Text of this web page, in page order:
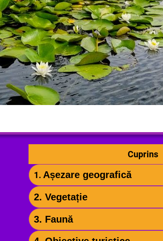
Cuprins
1. Așezare geografică
2. Vegetație
3. Faună